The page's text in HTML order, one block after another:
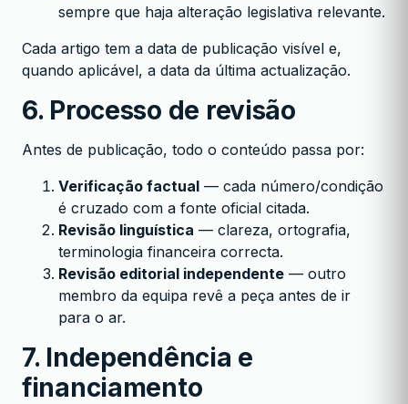
sempre que haja alteração legislativa relevante.
Cada artigo tem a data de publicação visível e,
quando aplicável, a data da última actualização.
6. Processo de revisão
Antes de publicação, todo o conteúdo passa por:
Verificação factual — cada número/condição
é cruzado com a fonte oficial citada.
Revisão linguística — clareza, ortografia,
terminologia financeira correcta.
Revisão editorial independente — outro
membro da equipa revê a peça antes de ir
para o ar.
7. Independência e
financiamento